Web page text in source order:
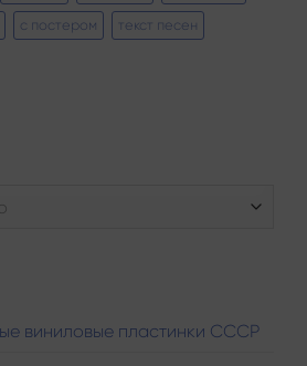
с постером текст песен
виниловые пластинки СССР